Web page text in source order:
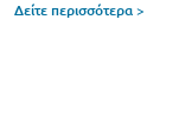
Δείτε περισσότερα >